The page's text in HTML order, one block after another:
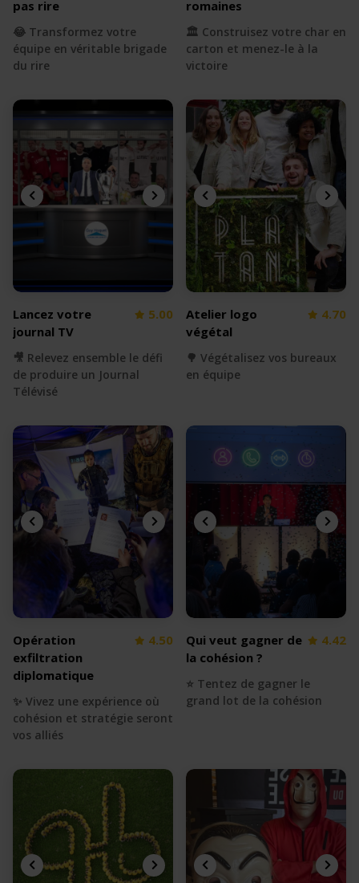
pas rire
😂 Transformez votre
équipe en véritable brigade
du rire
romaines
🏛️ Construisez votre char en
carton et menez-le à la
victoire
Lancez votre
journal TV
5.00
🎥 Relevez ensemble le défi
de produire un Journal
Télévisé
Atelier logo
végétal
4.70
🌳 Végétalisez vos bureaux
en équipe
Opération
exfiltration
diplomatique
4.50
✨ Vivez une expérience où
cohésion et stratégie seront
vos alliés
Qui veut gagner de
la cohésion ?
4.42
⭐️ Tentez de gagner le
grand lot de la cohésion